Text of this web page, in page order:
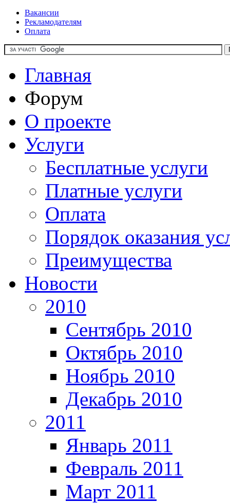
Вакансии
Рекламодателям
Оплата
Главная
Форум
О проекте
Услуги
Бесплатные услуги
Платные услуги
Оплата
Порядок оказания
Преимущества
Новости
2010
Сентябрь 2010
Октябрь 2010
Ноябрь 2010
Декабрь 2010
2011
Январь 2011
Февраль 2011
Март 2011